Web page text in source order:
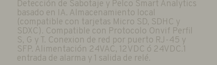
Detección de Sabotaje y Pelco Smart Analytics
basado en IA. Almacenamiento local
(compatible con tarjetas Micro SD, SDHC y
SDXC). Compatible con Protocolo Onvif Perfil
S, G y T. Conexion de red por puerto RJ-45 y
SFP. Alimentación 24VAC, 12VDC ó 24VDC.1
entrada de alarma y 1 salida de relé.